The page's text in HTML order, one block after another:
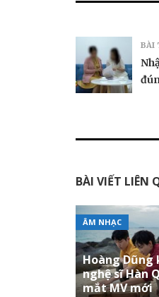
BÀI
BÀI VIẾT LIÊN
ÂM NHẠC
Hoàng Dũng
nghệ sĩ Hàn
mắt MV mới